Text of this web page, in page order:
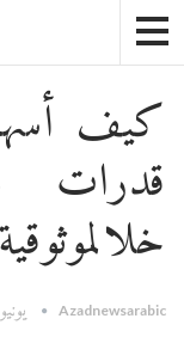
قدرات
Azadnewsarabic يونيو 13, 2026